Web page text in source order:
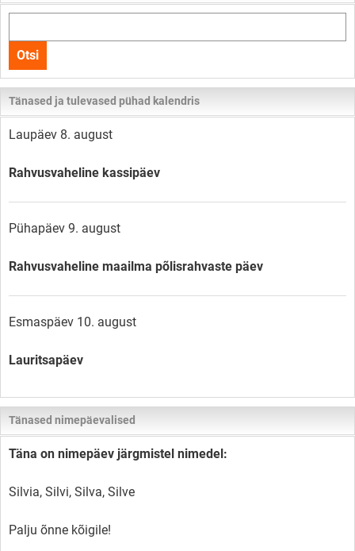
kogu
lehelt
Otsi
Tänased ja tulevased pühad kalendris
Laupäev 8. august
Rahvusvaheline kassipäev
Pühapäev 9. august
Rahvusvaheline maailma põlisrahvaste päev
Esmaspäev 10. august
Lauritsapäev
Tänased nimepäevalised
Täna on nimepäev järgmistel nimedel:
Silvia, Silvi, Silva, Silve
Palju õnne kõigile!